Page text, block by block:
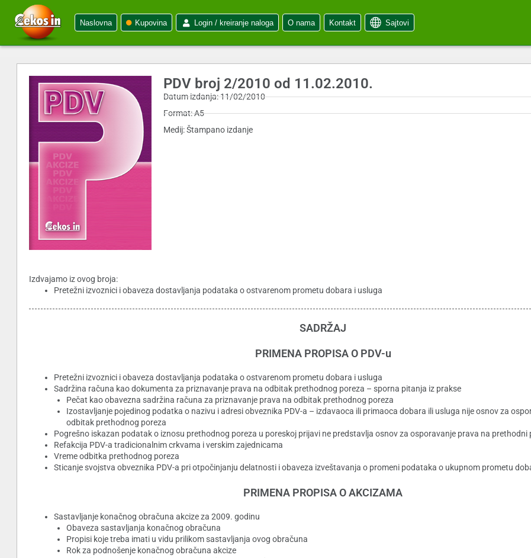
Naslovna Kupovina Login / kreiranje naloga O nama Kontakt Sajtovi
PDV broj 2/2010 od 11.02.2010.
Datum izdanja: 11/02/2010
Format: A5
Medij: Štampano izdanje
Izdvajamo iz ovog broja:
Pretežni izvoznici i obaveza dostavljanja podataka o ostvarenom prometu dobara i usluga
SADRŽAJ
PRIMENA PROPISA O PDV-u
Pretežni izvoznici i obaveza dostavljanja podataka o ostvarenom prometu dobara i usluga
Sadržina računa kao dokumenta za priznavanje prava na odbitak prethodnog poreza – sporna pitanja iz prakse
Pečat kao obavezna sadržina računa za priznavanje prava na odbitak prethodnog poreza
Izostavljanje pojedinog podatka o nazivu i adresi obveznika PDV-a – izdavaoca ili primaoca dobara ili usluga nije osnov za
odbitak prethodnog poreza
Pogrešno iskazan podatak o iznosu prethodnog poreza u poreskoj prijavi ne predstavlja osnov za osporavanje prava na prethodni
Refakcija PDV-a tradicionalnim crkvama i verskim zajednicama
Vreme odbitka prethodnog poreza
Sticanje svojstva obveznika PDV-a pri otpočinjanju delatnosti i obaveza izveštavanja o promeni podataka o ukupnom prometu
PRIMENA PROPISA O AKCIZAMA
Sastavljanje konačnog obračuna akcize za 2009. godinu
Obaveza sastavljanja konačnog obračuna
Propisi koje treba imati u vidu prilikom sastavljanja ovog obračuna
Rok za podnošenje konačnog obračuna akcize